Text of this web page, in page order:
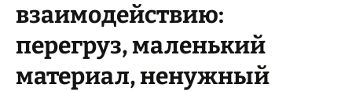
взаимодействию:
перегруз, маленький
материал, ненужный